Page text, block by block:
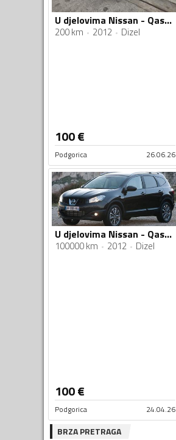
U djelovima Nissan - Qashqai 1.5 dci
200 km 2012 Dizel
100€
Podgorica 26.06.26
U djelovima Nissan - Qashqai 2.0
100000 km 2012 Dizel
100€
Podgorica 24.04.26
BRZA PRETRAGA